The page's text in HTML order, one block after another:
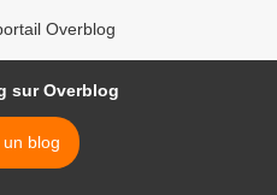
Overblog
sur Overblog
blog